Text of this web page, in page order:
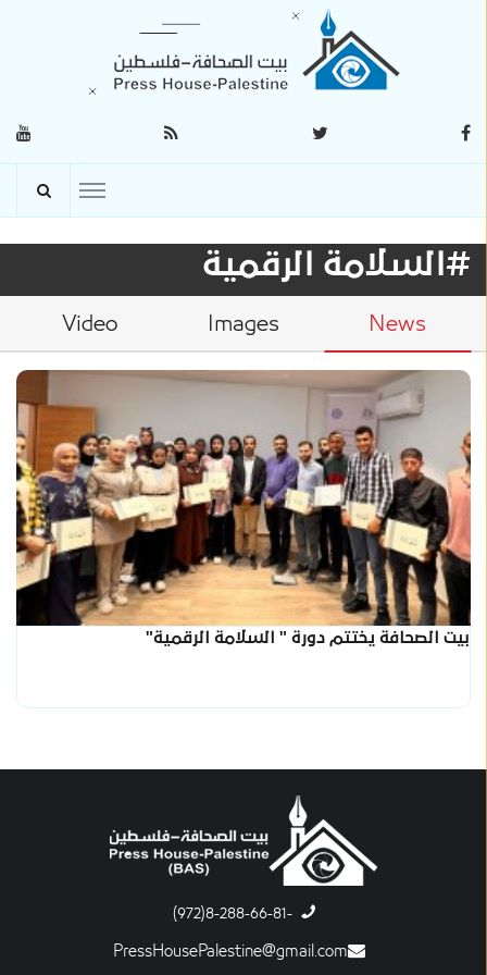
#السلامة الرقمية
News
Images
Video
بيت الصحافة يختتم دورة " السلامة الرقمية"
-8-288-66-81(972)
PressHousePalestine@gmail.com